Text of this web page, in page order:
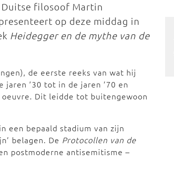
Duitse filosoof Martin
op deze middag in
Heidegger en de mythe van de
de eerste reeks van wat hij
’30 tot in de jaren ’70 en
Dit leidde tot buitengewoon
een bepaald stadium van zijn
belagen. De Protocollen van de
postmoderne antisemitisme –